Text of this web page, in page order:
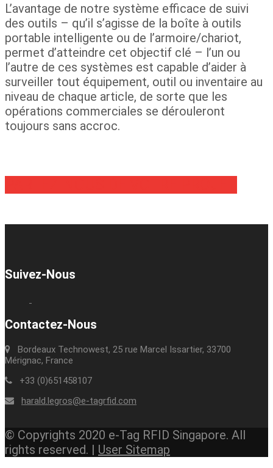
L’avantage de notre système efficace de suivi
des outils – qu’il s’agisse de la boîte à outils
portable intelligente ou de l’armoire/chariot,
permet d’atteindre cet objectif clé – l’un ou
l’autre de ces systèmes est capable d’aider à
surveiller tout équipement, outil ou inventaire au
niveau de chaque article, de sorte que les
opérations commerciales se dérouleront
toujours sans accroc.
Suivez-Nous
Contactez-Nous
Bordeaux Technowest, 25 rue Marcel Issartier, 33700
Mérignac, France
+33 (0)651458107
harald.legros@e-tagrfid.com
© Copyrights 2020 e-Tag RFID Singapore. All
rights reserved. | User Sitemap